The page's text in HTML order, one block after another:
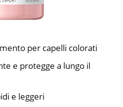
per capelli colorati
e protegge a lungo il
e leggeri